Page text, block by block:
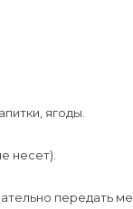
ягоды.
несет).
передать